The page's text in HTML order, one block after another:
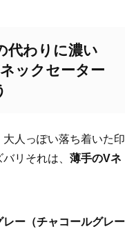
代わりに濃い
ックセーター
人っぽい落ち着いた印
リそれは、 薄手のVネ
レー（チャコールグレー